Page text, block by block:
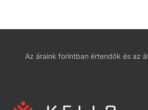
Az áraink forintban értendők és az